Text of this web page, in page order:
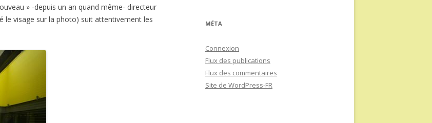
» -depuis un an quand même- directeur
le visage sur la photo) suit attentivement les
MÉTA
Connexion
Flux des publications
Flux des commentaires
Site de WordPress-FR